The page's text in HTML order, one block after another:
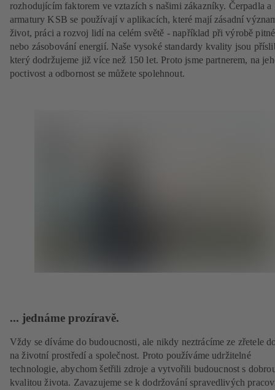
rozhodujícím faktorem ve vztazích s našimi zákazníky. Čerpadla a
armatury KSB se používají v aplikacích, které mají zásadní
život, práci a rozvoj lidí na celém světě - například při výrobě
nebo zásobování energií. Naše vysoké standardy kvality jsou
který dodržujeme již více než 150 let. Proto jsme partnerem, na
poctivost a odbornost se můžete spolehnout.
... jednáme prozíravě.
Vždy se díváme do budoucnosti, ale nikdy neztrácíme ze zřetele
na životní prostředí a společnost. Proto používáme udržitelné
technologie, abychom šetřili zdroje a vytvořili budoucnost s
kvalitou života. Zavazujeme se k dodržování spravedlivých